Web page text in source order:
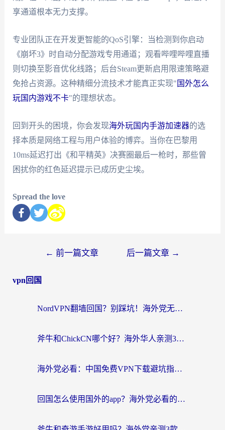
享通道根本无力支撑。
专业团队正在开发更智能的QoS引擎：当检测到你启动
《崩坏3》时自动分配游戏专用通道；观看哔哩哔哩直播
则切换至影音优化线路；后台Steam更新启用限速策略避
免抢占资源。这种精细分流技术才能真正实现" 国外怎么
玩国内游戏不卡"的理想状态。
回到开头的困境，你会发现海外玩国内手游加速器的选
择本质是网络工程与用户体验的博弈。当你在巴黎用
10ms延迟打出《和平精英》决赛圈最后一枪时，那些曾
困扰你的红色延迟提示已成历史尘埃。
Spread the love
← 前一篇文章 后一篇文章 →
vpn回国
NordVPN翻墙回国？别踩坑！海外党无缝访问国内资源的真实指南
斧牛和ChickCN哪个好？海外华人亲测3款回国加速器+免费试用攻略
海外党必看：中国免费VPN下载避坑指南 + 无缝访问国内资源的终极方案
回国怎么使用国外的app？海外党必看的无缝访问国内资源全攻略